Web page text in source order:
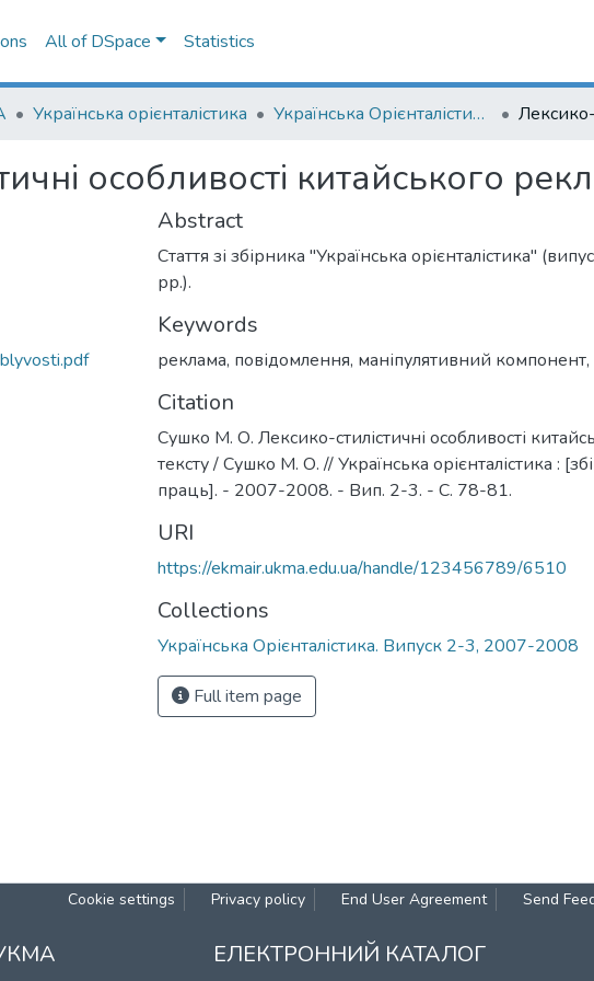
All of DSpace Statistics
Українська орієнталістика Українська Орієнталістика. Випуск 2-3, 2007-2008
особливості китайського
Abstract
Стаття зі збірника "Українська орієнталістика"
рр.).
Keywords
реклама, повідомлення, маніпулятивний компонент,
Citation
Сушко М. О. Лексико-стилістичні особливості
тексту / Сушко М. О. // Українська орієнталістика :
праць]. - 2007-2008. - Вип. 2-3. - С. 78-81.
URI
https://ekmair.ukma.edu.ua/handle/123456789/6510
Collections
Українська Орієнталістика. Випуск 2-3, 2007-2008
Full item page
Cookie settings Privacy policy End User Agreement Send
ЕЛЕКТРОННИЙ КАТАЛОГ